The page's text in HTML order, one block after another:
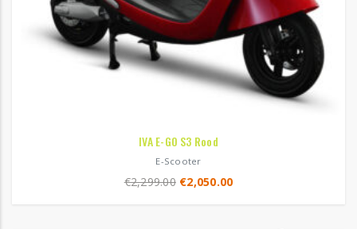
IVA E-GO S3 Rood
E-Scooter
€2,299.00 €2,050.00